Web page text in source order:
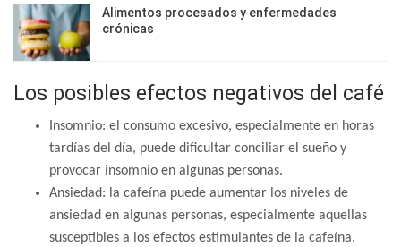
Alimentos procesados y enfermedades
crónicas
Los posibles efectos negativos del café
Insomnio: el consumo excesivo, especialmente en horas
tardías del día, puede dificultar conciliar el sueño y
provocar insomnio en algunas personas.
Ansiedad: la cafeína puede aumentar los niveles de
ansiedad en algunas personas, especialmente aquellas
susceptibles a los efectos estimulantes de la cafeína.